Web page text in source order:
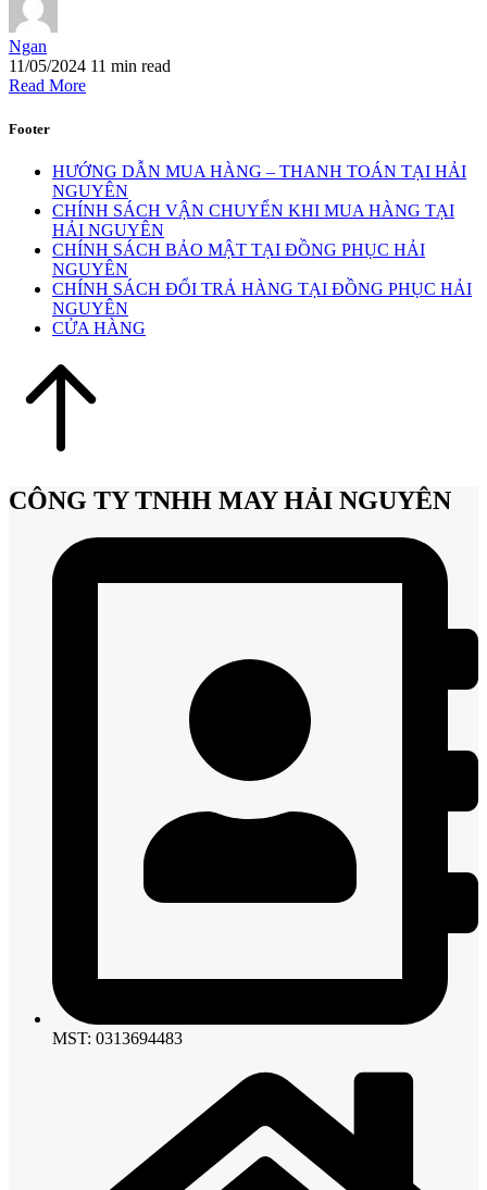
Ngan
11/05/2024 11 min read
Read More
Footer
HƯỚNG DẪN MUA HÀNG – THANH TOÁN TẠI HẢI
NGUYÊN
CHÍNH SÁCH VẬN CHUYỂN KHI MUA HÀNG TẠI
HẢI NGUYÊN
CHÍNH SÁCH BẢO MẬT TẠI ĐỒNG PHỤC HẢI
NGUYÊN
CHÍNH SÁCH ĐỔI TRẢ HÀNG TẠI ĐỒNG PHỤC HẢI
NGUYÊN
CỬA HÀNG
CÔNG TY TNHH MAY HẢI NGUYÊN
MST: 0313694483